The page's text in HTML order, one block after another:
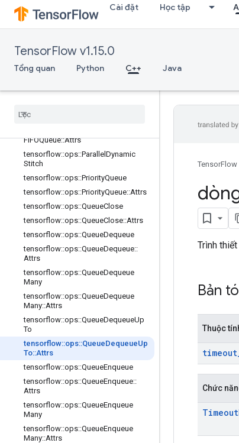
Cài đặt Học tập
TensorFlow v1.15.0
Tổng quan Python C++ Java
Attrs
tensorflow::ops::OrderedMapUnstag
e
tensorflow::ops::OrderedMapUnstag
e::Attrs
tensorflow::ops::OrderedMapUnstag
tensorflow::ops::OrderedMap
tensorflow
FIFOQueue::Attrs
tensorflow::ops::Parallel Dynamic
Stitch
tensorflow::ops::PriorityQueue
tensorflow::ops::PriorityQueue::Attrs
tensorflow::ops::QueueClose
tensorflow::ops::QueueClose::Attrs
tensorflow::ops::QueueDequeue
tensorflow::ops::QueueDequeue::
Attrs
tensorflow::ops::QueueDequeue
Many
tensorflow::ops::QueueDequeue
Many::Attrs
tensorflow::ops::QueueDequeueUp
To
tensorflow::ops::QueueDequeueUp
To::Attrs
tensorflow::ops::QueueEnqueue
tensorflow::ops::QueueEnqueue::
Attrs
tensorflow::ops::QueueEnqueue
Many
tensorflow::ops::QueueEnqueue
Many::Attrs
TensorFlow
Trình
Bản
Thuộc
timeout
Chức
Timeout